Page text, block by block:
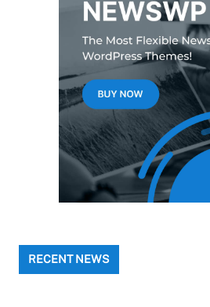
RECENT NEWS